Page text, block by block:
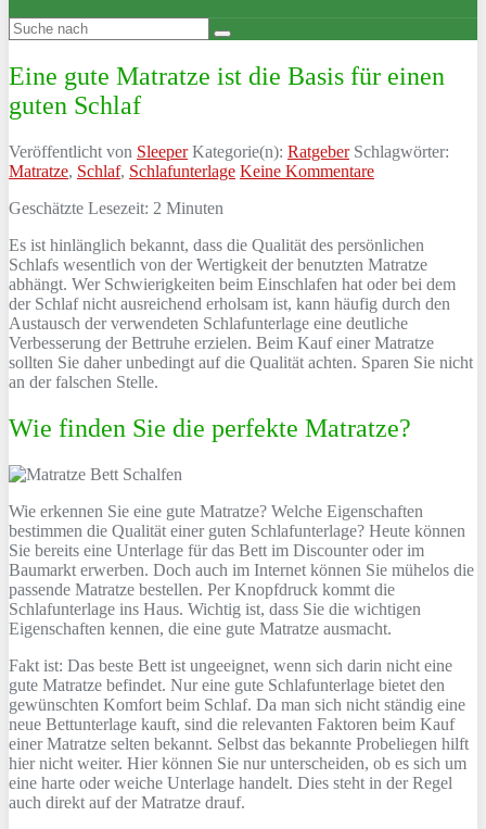
Eine gute Matratze ist die Basis für einen
guten Schlaf
Veröffentlicht von Sleeper Kategorie(n): RatgeberSchlagwörter:
Matratze, Schlaf, Schlafunterlage Keine Kommentare
Geschätzte Lesezeit: 2 Minuten
Es ist hinlänglich bekannt, dass die Qualität des persönlichen
Schlafs wesentlich von der Wertigkeit der benutzten Matratze
abhängt. Wer Schwierigkeiten beim Einschlafen hat oder bei dem
der Schlaf nicht ausreichend erholsam ist, kann häufig durch den
Austausch der verwendeten Schlafunterlage eine deutliche
Verbesserung der Bettruhe erzielen. Beim Kauf einer Matratze
sollten Sie daher unbedingt auf die Qualität achten. Sparen Sie nicht
an der falschen Stelle.
Wie finden Sie die perfekte Matratze?
Wie erkennen Sie eine gute Matratze? Welche Eigenschaften
bestimmen die Qualität einer guten Schlafunterlage? Heute können
Sie bereits eine Unterlage für das Bett im Discounter oder im
Baumarkt erwerben. Doch auch im Internet können Sie mühelos die
passende Matratze bestellen. Per Knopfdruck kommt die
Schlafunterlage ins Haus. Wichtig ist, dass Sie die wichtigen
Eigenschaften kennen, die eine gute Matratze ausmacht.
Fakt ist: Das beste Bett ist ungeeignet, wenn sich darin nicht eine
gute Matratze befindet. Nur eine gute Schlafunterlage bietet den
gewünschten Komfort beim Schlaf. Da man sich nicht ständig eine
neue Bettunterlage kauft, sind die relevanten Faktoren beim Kauf
einer Matratze selten bekannt. Selbst das bekannte Probeliegen hilft
hier nicht weiter. Hier können Sie nur unterscheiden, ob es sich um
eine harte oder weiche Unterlage handelt. Dies steht in der Regel
auch direkt auf der Matratze drauf.